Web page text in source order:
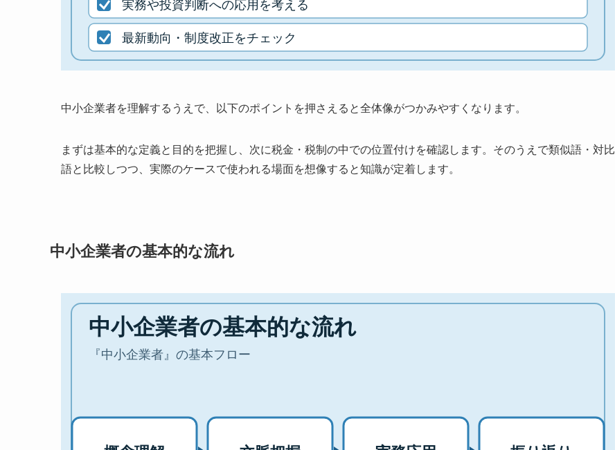
中小企業者を理解するうえで、以下のポイントを押さえると全体像がつかみやすくなります。
まずは基本的な定義と目的を把握し、次に税金・税制の中での位置付けを確認します。そのうえで類似語・対比
語と比較しつつ、実際のケースで使われる場面を想像すると知識が定着します。
中小企業者の基本的な流れ